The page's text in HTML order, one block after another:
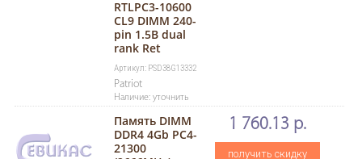
RTLPC3-10600
CL9 DIMM 240-
pin 1.5В dual
rank Ret
Артикул: PSD38G13332
Patriot
Наличие: уточнить
Память DIMM
DDR4 4Gb PC4-
21300
1 760.13 р.
получить скидку